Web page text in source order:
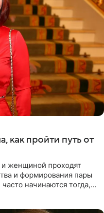
как пройти путь от
женщиной проходят
и формирования пары
начинаются тогда,